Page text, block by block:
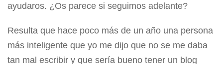
ayudaros. ¿Os parece si seguimos adelante?
Resulta que hace poco más de un año una persona
más inteligente que yo me dijo que no se me daba
tan mal escribir y que sería bueno tener un blog